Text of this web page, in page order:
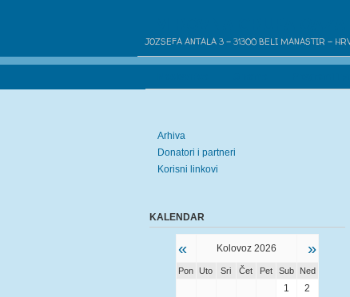
JOZSEFA ANTALA 3 - 31300 BELI MANASTIR -
Arhiva
Donatori i partneri
Korisni linkovi
KALENDAR
« Kolovoz 2026 »
Pon Uto Sri Čet Pet Sub Ned
1
2